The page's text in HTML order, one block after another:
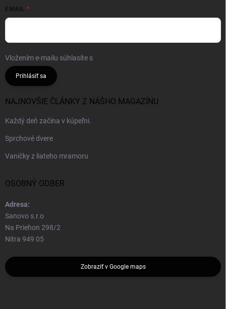
EMAIL
Vložením e-mailu súhlasíte s
Prihlásiť sa
NAJNOVŠIE ČLÁNKY Z NÁŠHO MAGAZÍNU
Každý deň začína v kúpeľni.
Sprchové dvere
Vaničky z liateho mramoru
OSOBNÝ ODBER
Adresa:
Sanovo s.r.o
Na Priehon 298/2
Nitra 949 05
Zobraziť v Google maps